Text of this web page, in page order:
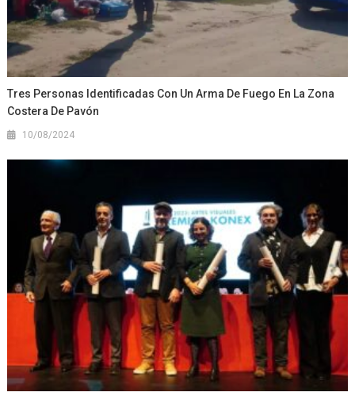
Tres Personas Identificadas Con Un Arma De Fuego En La Zona
Costera De Pavón
10/08/2024